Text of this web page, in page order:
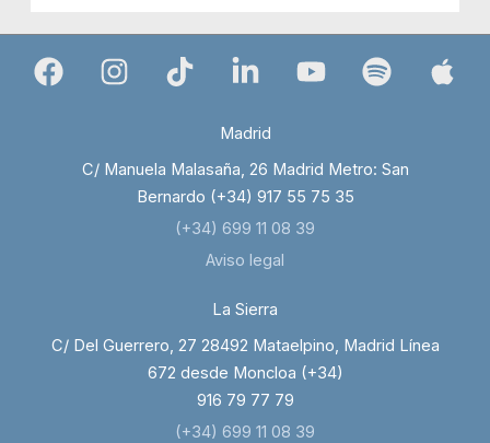
Madrid
C/ Manuela Malasaña, 26 Madrid Metro: San
Bernardo (+34) 917 55 75 35
(+34) 699 11 08 39
Aviso legal
La Sierra
C/ Del Guerrero, 27 28492 Mataelpino, Madrid Línea
672 desde Moncloa (+34)
916 79 77 79
(+34) 699 11 08 39